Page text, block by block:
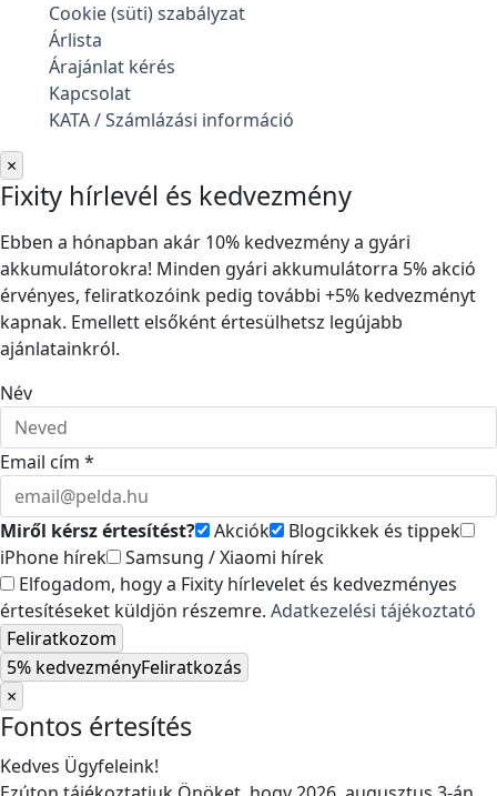
Cookie (süti) szabályzat
Árlista
Árajánlat kérés
Kapcsolat
KATA / Számlázási információ
×
Fixity hírlevél és kedvezmény
Ebben a hónapban akár 10% kedvezmény a gyári
akkumulátorokra! Minden gyári akkumulátorra 5% akció
érvényes, feliratkozóink pedig további +5% kedvezményt
kapnak. Emellett elsőként értesülhetsz legújabb
ajánlatainkról.
Név
Email cím *
Miről kérsz értesítést? Akciók
Blogcikkek és tippek
iPhone hírek
Samsung / Xiaomi hírek
Elfogadom, hogy a Fixity hírlevelet és kedvezményes
értesítéseket küldjön részemre. Adatkezelési tájékoztató
Feliratkozom
5% kedvezményFeliratkozás
×
Fontos értesítés
Kedves Ügyfeleink!